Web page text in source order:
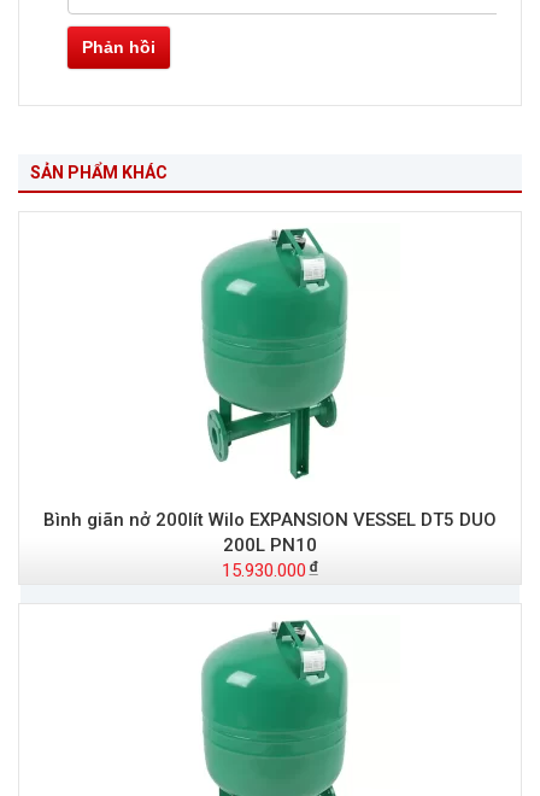
Phản hồi
SẢN PHẨM KHÁC
Bình giãn nở 200lít Wilo EXPANSION VESSEL DT5 DUO
200L PN10
15.930.000